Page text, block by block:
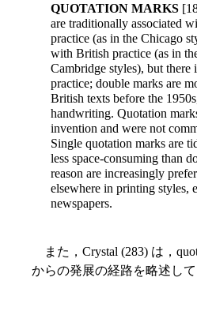
QUOTATION MARKS
are traditionally associated
practice (as in the Chicago
with British practice (as in
Cambridge styles), but there
practice; double marks are
British texts before the
handwriting. Quotation
invention and were not
Single quotation marks are
less space-consuming than
reason are increasingly
elsewhere in printing styles,
newspapers.
また，Crystal (283) は，
からの発展の経路を略述して